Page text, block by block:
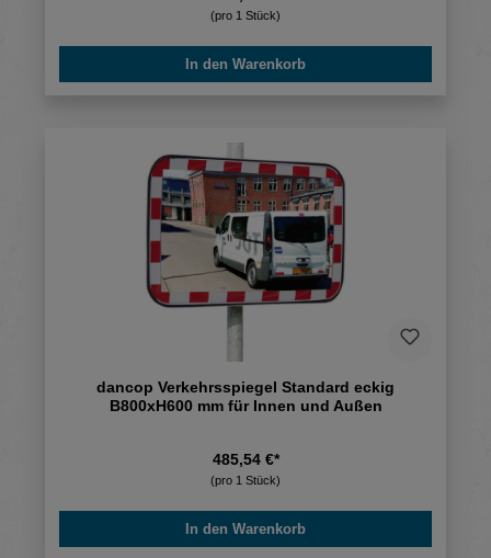
(pro 1 Stück)
In den Warenkorb
dancop Verkehrsspiegel Standard eckig
B800xH600 mm für Innen und Außen
485,54 €*
(pro 1 Stück)
In den Warenkorb